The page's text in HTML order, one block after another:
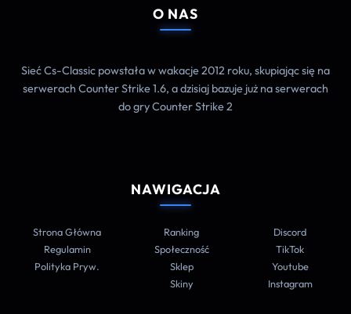
O NAS
Sieć Cs-Classic powstała w wakacje 2012 roku, skupiając się na
serwerach Counter Strike 1.6, a dzisiaj bazuje już na serwerach
do gry Counter Strike 2
NAWIGACJA
Strona Główna
Regulamin
Polityka Pryw.
Ranking
Społeczność
Sklep
Skiny
Discord
TikTok
Youtube
Instagram